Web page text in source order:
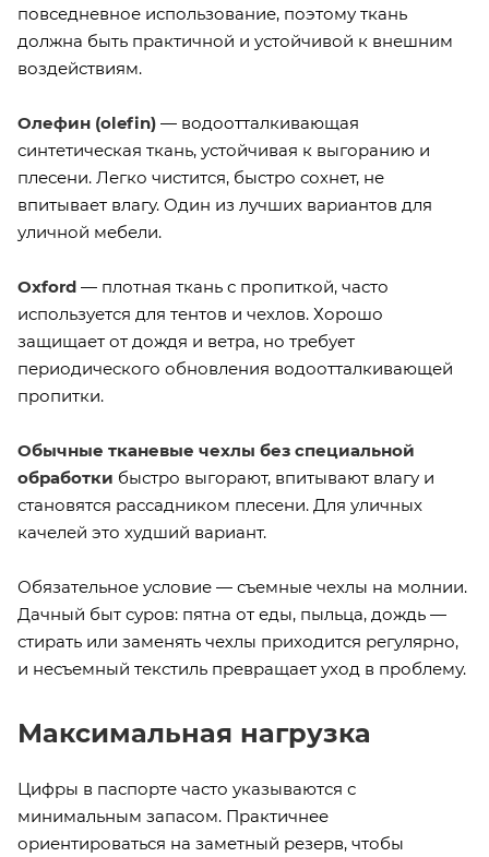
повседневное использование, поэтому ткань
должна быть практичной и устойчивой к внешним
воздействиям.
Олефин (olefin) — водоотталкивающая
синтетическая ткань, устойчивая к выгоранию и
плесени. Легко чистится, быстро сохнет, не
впитывает влагу. Один из лучших вариантов для
уличной мебели.
Oxford — плотная ткань с пропиткой, часто
используется для тентов и чехлов. Хорошо
защищает от дождя и ветра, но требует
периодического обновления водоотталкивающей
пропитки.
Обычные тканевые чехлы без специальной
обработки быстро выгорают, впитывают влагу и
становятся рассадником плесени. Для уличных
качелей это худший вариант.
Обязательное условие — съемные чехлы на молнии.
Дачный быт суров: пятна от еды, пыльца, дождь —
стирать или заменять чехлы приходится регулярно,
и несъемный текстиль превращает уход в проблему.
Максимальная нагрузка
Цифры в паспорте часто указываются с
минимальным запасом. Практичнее
ориентироваться на заметный резерв, чтобы